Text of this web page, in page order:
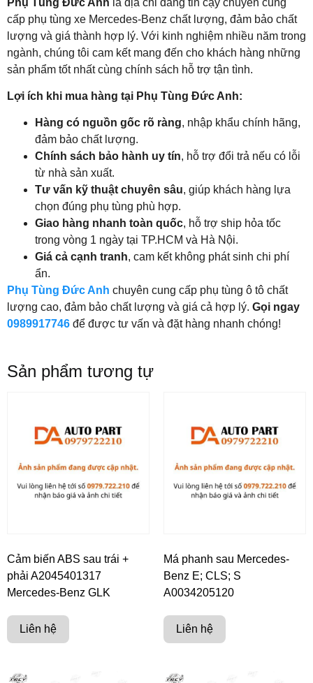
cấp phụ tùng xe Mercedes-Benz chất lượng, đảm bảo chất
lượng và giá thành hợp lý. Với kinh nghiệm nhiều năm trong
ngành, chúng tôi cam kết mang đến cho khách hàng những
sản phẩm tốt nhất cùng chính sách hỗ trợ tận tình.
Lợi ích khi mua hàng tại Phụ Tùng Đức Anh:
Hàng có nguồn gốc rõ ràng, nhập khẩu chính hãng,
đảm bảo chất lượng.
Chính sách bảo hành uy tín, hỗ trợ đổi trả nếu có lỗi
từ nhà sản xuất.
Tư vấn kỹ thuật chuyên sâu, giúp khách hàng lựa
chọn đúng phụ tùng phù hợp.
Giao hàng nhanh toàn quốc, hỗ trợ ship hỏa tốc
trong vòng 1 ngày tại TP.HCM và Hà Nội.
Giá cả cạnh tranh, cam kết không phát sinh chi phí
ẩn.
Phụ Tùng Đức Anh chuyên cung cấp phụ tùng ô tô chất
lượng cao, đảm bảo chất lượng và giá cả hợp lý. Gọi ngay
0989917746 để được tư vấn và đặt hàng nhanh chóng!
Sản phẩm tương tự
Cảm biến ABS sau trái +
phải A2045401317
Mercedes-Benz GLK
Liên hệ
Má phanh sau Mercedes-
Benz E; CLS; S
A0034205120
Liên hệ